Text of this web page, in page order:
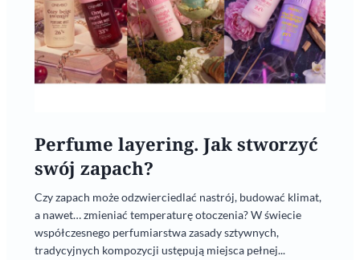
Perfume layering. Jak stworzyć
swój zapach?
Czy zapach może odzwierciedlać nastrój, budować klimat,
a nawet… zmieniać temperaturę otoczenia? W świecie
współczesnego perfumiarstwa zasady sztywnych,
tradycyjnych kompozycji ustępują miejsca pełnej...